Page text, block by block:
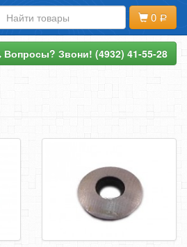
0
Вопросы? Звони! (4932) 41-55-28